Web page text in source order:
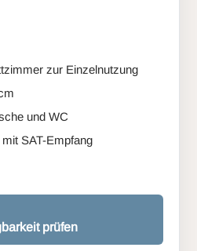
zur Einzelnutzung
und WC
SAT-Empfang
prüfen